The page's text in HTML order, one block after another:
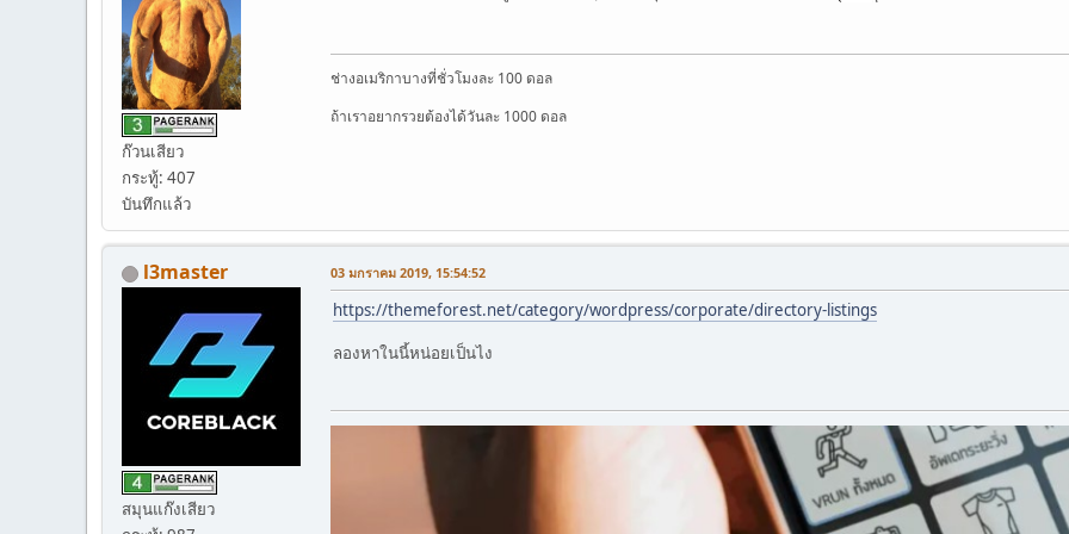
ก๊วนเสียว
กระทู้: 407
บันทึกแล้ว
ช่างอเมริกาบางที่ชั่วโมงละ 100 ดอล
ถ้าเราอยากรวยต้องได้วันละ 1000 ดอล
l3master
สมุนแก๊งเสียว
03 มกราคม 2019, 15:54:52
https://themeforest.net/category/wordpress/corporate/directory-listings
ลองหาในนี้หน่อยเป็นไง